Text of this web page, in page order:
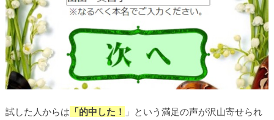
試した人からは 「的中した！
」という満足の声が沢山寄せられ